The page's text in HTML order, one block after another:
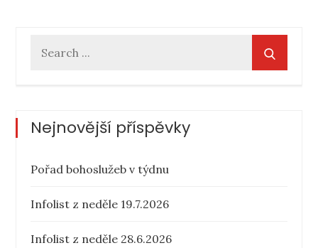
Nejnovější příspěvky
Pořad bohoslužeb v týdnu
Infolist z neděle 19.7.2026
Infolist z neděle 28.6.2026